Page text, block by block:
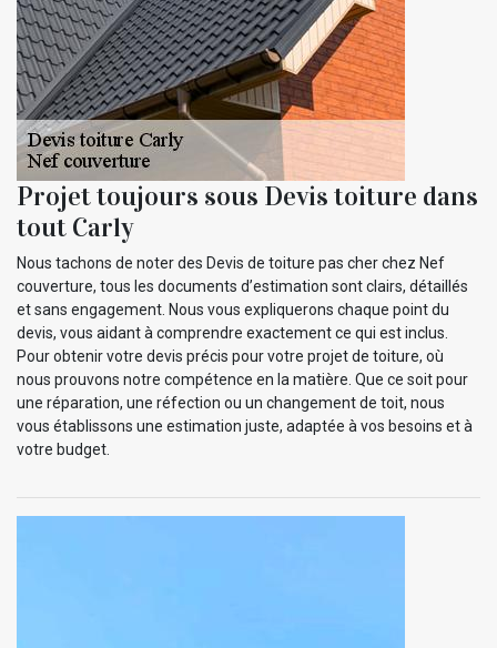
Projet toujours sous Devis toiture dans
tout Carly
Nous tachons de noter des Devis de toiture pas cher chez Nef
couverture, tous les documents d’estimation sont clairs, détaillés
et sans engagement. Nous vous expliquerons chaque point du
devis, vous aidant à comprendre exactement ce qui est inclus.
Pour obtenir votre devis précis pour votre projet de toiture, où
nous prouvons notre compétence en la matière. Que ce soit pour
une réparation, une réfection ou un changement de toit, nous
vous établissons une estimation juste, adaptée à vos besoins et à
votre budget.